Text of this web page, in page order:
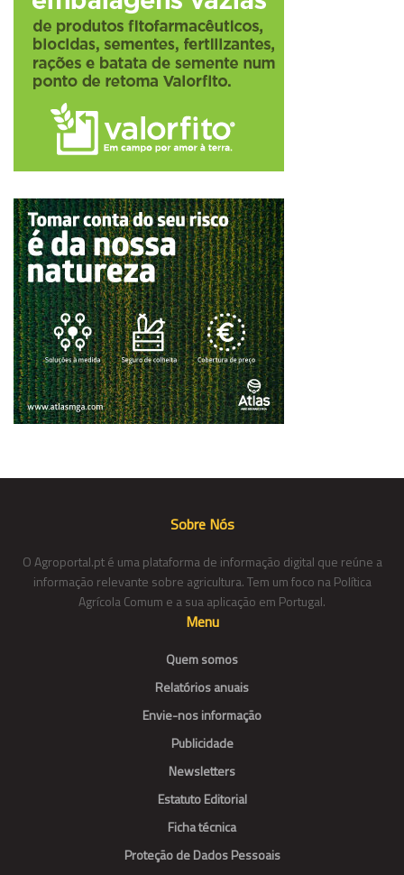
Sobre Nós
O Agroportal.pt é uma plataforma de informação digital que reúne a
informação relevante sobre agricultura. Tem um foco na Política
Agrícola Comum e a sua aplicação em Portugal.
Menu
Quem somos
Relatórios anuais
Envie-nos informação
Publicidade
Newsletters
Estatuto Editorial
Ficha técnica
Proteção de Dados Pessoais